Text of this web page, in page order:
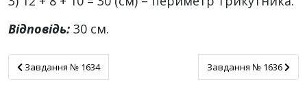
Відповідь: 30 см.
Завдання № 1634
Завдання № 1634 Завдання № 1636
Завдання № 1636